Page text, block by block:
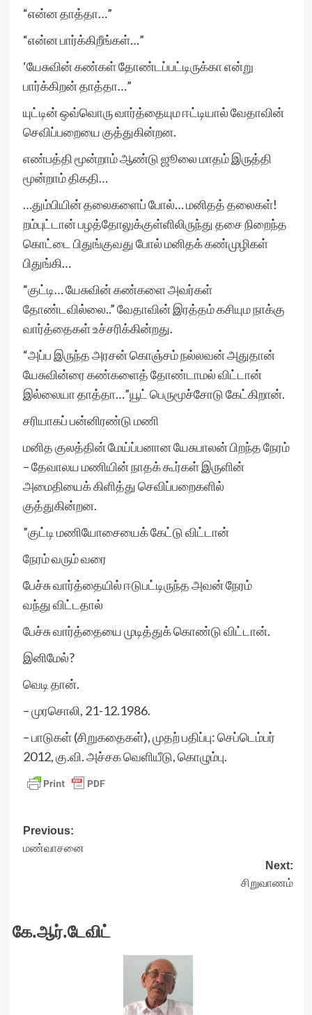
“என்ன தாத்தா…”
“என்ன பார்க்கிறீங்கள்…”
‘யேசுவின் கண்கள் தோண்டப்பட்டிருக்கா என்று
பார்க்கிறன் தாத்தா…”
யுட்டின் ஒவ்வொரு வார்த்தையும ஈட்டியால் வேதாவின்
செவிப்பறையை குத்துகின்றன.
எண்பத்தி மூன்றாம் ஆண்டு ஜூலை மாதம் இருத்தி
மூன்றாம் திகதி…
…தும்பியின் தலைகளைப் போல்… மனிதத் தலைகள்!
றம்புட்டான் பழத்தோலுக்குள்ளிலிருந்து தசை நிறைந்த
கொட்டை பிதுங்குவது போல் மனிதக் கண்முழிகள்
பிதுங்கி…
“குட்டி… யேசுவின் கண்களை அவர்கள்
தோண்டவில்லை..” வேதாவின் இரத்தம் கசியும நாக்கு
வார்த்தைகள் உச்சரிக்கின்றது.
“அப்ப இருந்த அரசன் கொஞ்சம் நல்லவன் அதுதான்
யேசுவின்ரை கண்களைத் தோண்டாமல் விட்டான்
இல்லையா தாத்தா…”யூட் பெருமூச்சோடு கேட்கிறான்.
சரியாகப் பன்னிரண்டு மணி
மனித குலத்தின் மேய்ப்பனான யேசுபாலன் பிறந்த நேரம்
– தேவாலய மணியின் நாதக் கூர்கள் இருளின்
அமைதியைக் கிளித்து செவிப்பறைகளில்
குத்துகின்றன.
”குட்டி மணியோசையைக் கேட்டு விட்டான்
நேரம் வரும் வரை
பேச்சு வார்த்தையில் ஈடுபட்டிருந்த அவன் நேரம்
வந்து விட்டதால்
பேச்சு வார்த்தையை முடித்துக் கொண்டு விட்டான்.
இனிமேல்?
வெடி தான்.
– முரசொலி, 21-12.1986.
– பாடுகள் (சிறுகதைகள்), முதற் பதிப்பு: செப்டெம்பர்
2012, கு.வி. அச்சக வெளியீடு, கொழும்பு.
Post
navigation
Previous:
மண்வாசனை
Next:
சிறுவாணம்
கே.ஆர்.டேவிட்